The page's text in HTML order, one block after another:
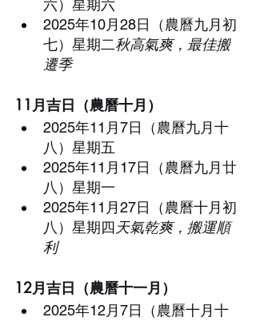
六）星期六
2025年10月28日（農曆九月初
七）星期二秋高氣爽，最佳搬
遷季
11月吉日（農曆十月）
2025年11月7日（農曆九月十
八）星期五
2025年11月17日（農曆九月廿
八）星期一
2025年11月27日（農曆十月初
八）星期四天氣乾爽，搬運順
利
12月吉日（農曆十一月）
2025年12月7日（農曆十月十